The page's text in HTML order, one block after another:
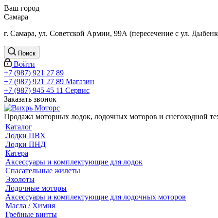
Ваш город
Самара
г. Самара, ул. Советской Армии, 99А (пересечение с ул.
Поиск
Войти
+7 (987) 921 27 89
+7 (987) 921 27 89 Магазин
+7 (987) 945 45 11 Сервис
Заказать звонок
Продажа моторных лодок, лодочных моторов и снегоходной
Каталог
Лодки ПВХ
Лодки ПНД
Катера
Аксессуары и комплектующие для лодок
Спасательные жилеты
Эхолоты
Лодочные моторы
Аксессуары и комплектующие для лодочных моторов
Масла / Химия
Гребные винты